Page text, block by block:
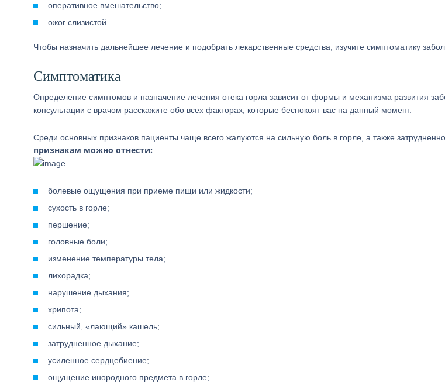
оперативное вмешательство;
ожог слизистой.
Чтобы назначить дальнейшее лечение и подобрать лекарственные средства, изучите симптоматику
Симптоматика
Определение симптомов и назначение лечения отека горла зависит от формы и механизма развития
консультации с врачом расскажите обо всех факторах, которые беспокоят вас на данный момент.
Среди основных признаков пациенты чаще всего жалуются на сильную боль в горле, а также
признакам можно отнести:
болевые ощущения при приеме пищи или жидкости;
сухость в горле;
першение;
головные боли;
изменение температуры тела;
лихорадка;
нарушение дыхания;
хрипота;
сильный, «лающий» кашель;
затрудненное дыхание;
усиленное сердцебиение;
ощущение инородного предмета в горле;